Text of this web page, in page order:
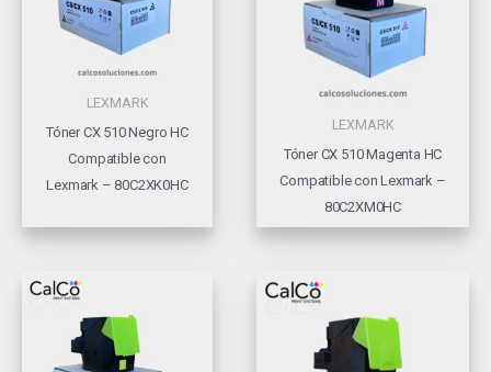
LEXMARK
Tóner CX 510 Negro HC
Compatible con
Lexmark – 80C2XK0HC
LEXMARK
Tóner CX 510 Magenta HC
Compatible con Lexmark –
80C2XM0HC